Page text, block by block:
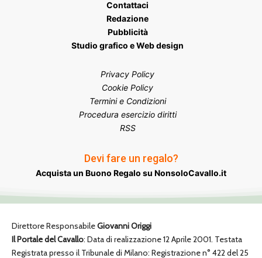
Contattaci
Redazione
Pubblicità
Studio grafico e Web design
Privacy Policy
Cookie Policy
Termini e Condizioni
Procedura esercizio diritti
RSS
Devi fare un regalo?
Acquista un Buono Regalo su NonsoloCavallo.it
Direttore ResponsabileGiovanni Origgi
Il Portale del Cavallo: Data di realizzazione 12 Aprile 2001. Testata
Registrata presso il Tribunale di Milano: Registrazione n° 422 del 25